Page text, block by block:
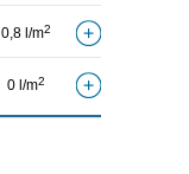
0,8 l/m2
0 l/m2